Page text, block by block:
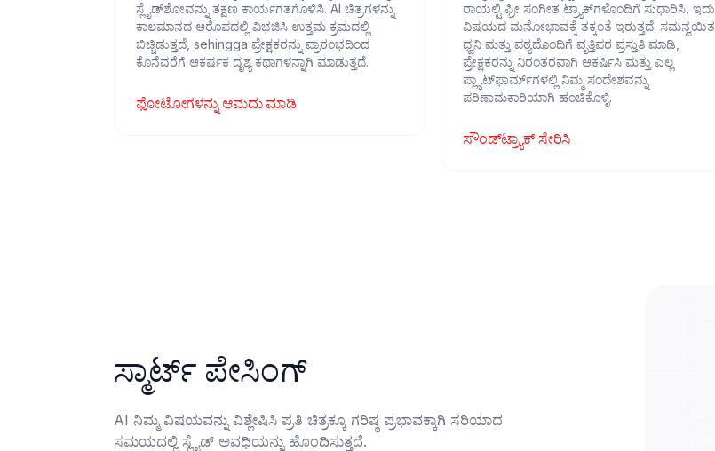
ಸ್ಲೈಡ್‌ಶೋವನ್ನು ತಕ್ಷಣ ಕಾರ್ಯಗತಗೊಳಿಸಿ. AI ಚಿತ್ರಗಳನ್ನು
ಕಾಲಮಾನದ ಆರೊಪದಲ್ಲಿ ವಿಭಜಿಸಿ ಉತ್ತಮ ಕ್ರಮದಲ್ಲಿ
ಬಿಚ್ಚಿಡುತ್ತದೆ, sehingga ಪ್ರೇಕ್ಷಕರನ್ನು ಪ್ರಾರಂಭದಿಂದ
ಕೊನೆವರೆಗೆ ಆಕರ್ಷಕ ದೃಶ್ಯ ಕಥಾಗಳನ್ನಾಗಿ ಮಾಡುತ್ತದೆ.
ಫೋಟೋಗಳನ್ನು ಆಮದು ಮಾಡಿ
ರಾಯಲ್ಟಿ ಫ್ರೀ ಸಂಗೀತ ಟ್ರ್ಯಾಕ್‌ಗಳೊಂದಿಗೆ ಸುಧಾರಿಸಿ, ಇದು
ವಿಷಯದ ಮನೋಭಾವಕ್ಕೆ ತಕ್ಕಂತೆ ಇರುತ್ತದೆ. ಸಮನ್ವಯಿತ
ಧ್ವನಿ ಮತ್ತು ಪಠ್ಯದೊಂದಿಗೆ ವೃತ್ತಿಪರ ಪ್ರಸ್ತುತಿ ಮಾಡಿ,
ಪ್ರೇಕ್ಷಕರನ್ನು ನಿರಂತರವಾಗಿ ಆಕರ್ಷಿಸಿ ಮತ್ತು ಎಲ್ಲ
ಪ್ಲ್ಯಾಟ್‌ಫಾರ್ಮ್‌ಗಳಲ್ಲಿ ನಿಮ್ಮ ಸಂದೇಶವನ್ನು
ಪರಿಣಾಮಕಾರಿಯಾಗಿ ಹಂಚಿಕೊಳ್ಳಿ.
ಸೌಂಡ್‌ಟ್ರ್ಯಾಕ್ ಸೇರಿಸಿ
ಸ್ಮಾರ್ಟ್ ಪೇಸಿಂಗ್
AI ನಿಮ್ಮ ವಿಷಯವನ್ನು ವಿಶ್ಲೇಷಿಸಿ ಪ್ರತಿ ಚಿತ್ರಕ್ಕೂ ಗರಿಷ್ಠ ಪ್ರಭಾವಕ್ಕಾಗಿ ಸರಿಯಾದ
ಸಮಯದಲ್ಲಿ ಸ್ಲೈಡ್ ಅವಧಿಯನ್ನು ಹೊಂದಿಸುತ್ತದೆ.